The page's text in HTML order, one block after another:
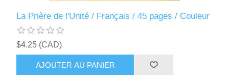
La Prière de l'Unité / Français / 45 pages / Couleur
$4.25 (CAD)
AJOUTER AU PANIER